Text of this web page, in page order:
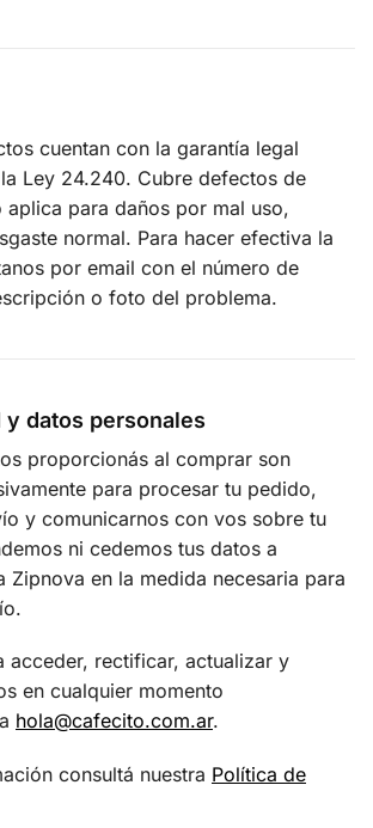
cuentan con la garantía legal
Ley 24.240. Cubre defectos de
para daños por mal uso,
normal. Para hacer efectiva la
por email con el número de
o foto del problema.
y datos personales
proporcionás al comprar son
para procesar tu pedido,
y comunicarnos con vos sobre tu
ni cedemos tus datos a
Zipnova en la medida necesaria para
acceder, rectificar, actualizar y
en cualquier momento
hola@cafecito.com.ar.
consultá nuestra Política de